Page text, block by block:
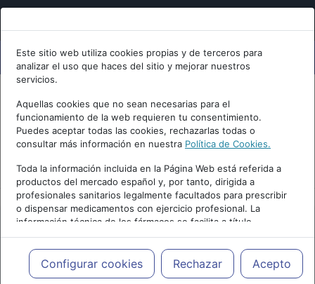
Este sitio web utiliza cookies propias y de terceros para
analizar el uso que haces del sitio y mejorar nuestros
servicios.
Aquellas cookies que no sean necesarias para el
funcionamiento de la web requieren tu consentimiento.
Puedes aceptar todas las cookies, rechazarlas todas o
consultar más información en nuestra Política de Cookies.
Toda la información incluida en la Página Web está referida a
productos del mercado español y, por tanto, dirigida a
profesionales sanitarios legalmente facultados para prescribir
o dispensar medicamentos con ejercicio profesional. La
información técnica de los fármacos se facilita a título
meramente informativo, siendo responsabilidad de los
profesionales facultados prescribir medicamentos y decidir, en
cada caso concreto, el tratamiento más adecuado a las
necesidades del paciente.
Configurar cookies Rechazar Acepto
Repositorio de Artículos |Congreso Virtual
Internacional de Psicología|I Edición | 2017